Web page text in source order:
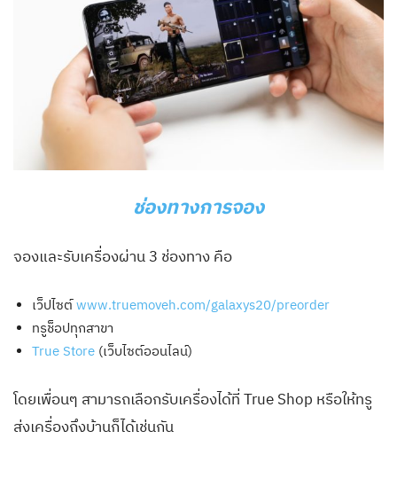
ช่องทางการจอง
จองและรับเครื่องผ่าน 3 ช่องทาง คือ
เว็ปไซต์www.truemoveh.com/galaxys20/preorder
ทรูช็อปทุกสาขา
True Store (เว็บไซต์ออนไลน์)
โดยเพื่อนๆ สามารถเลือกรับเครื่องได้ที่ True Shop หรือให้ทรู
ส่งเครื่องถึงบ้านก็ได้เช่นกัน